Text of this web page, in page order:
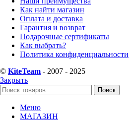
Как найти магазин
Оплата и доставка
Гарантия и возврат
Подарочные сертификаты
Как выбрать?
Политика конфиденциальности
© KiteTeam - 2007 - 2025
Закрыть
Поиск
Меню
МАГАЗИН